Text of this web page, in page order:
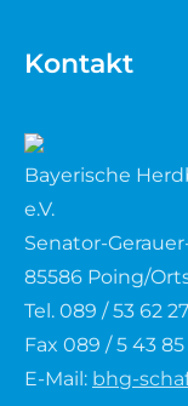
Kontakt
Bayerische
e.V.
Senator-
85586 Poing/
Tel. 089 / 53 62 27
Fax 089 / 5 43
E-Mail: bhg-